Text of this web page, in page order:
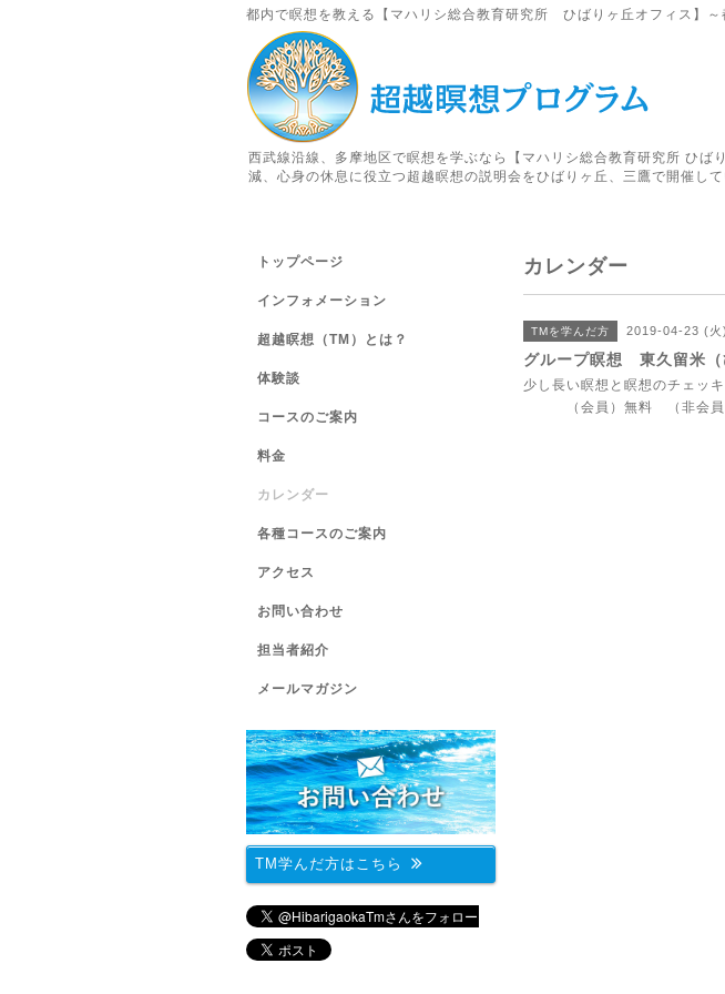
都内で瞑想を教える【マハリシ総合教育研究所 ひばりヶ丘オフィス】～
西武線沿線、多摩地区で瞑想を学ぶなら【マハリシ総合教育研究所 ひ
減、心身の休息に役立つ超越瞑想の説明会をひばりヶ丘、三鷹で開催して
カレンダー
TMを学んだ方 2019-04-23 (
グループ瞑想 東久留米（
少し長い瞑想と瞑想のチェッ
（会員）無料 （非会員
トップページ
インフォメーション
超越瞑想（TM）とは？
体験談
コースのご案内
料金
カレンダー
各種コースのご案内
アクセス
お問い合わせ
担当者紹介
メールマガジン
TM学んだ方はこちら